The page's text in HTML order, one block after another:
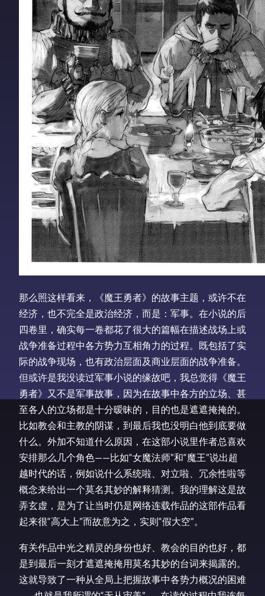
那么照这样看来，《魔王勇者》的故事主题，或许不在
经济，也不完全是政治经济，而是：军事。在小说的后
四卷里，确实每一卷都花了很大的篇幅在描述战场上或
战争准备过程中各方势力互相角力的过程。既包括了实
际的战争现场，也有政治层面及商业层面的战争准备。
但或许是我没读过军事小说的缘故吧，我总觉得《魔王
勇者》又不是军事故事，因为在故事中各方的立场、甚
至各人的立场都是十分暧昧的，目的也是遮遮掩掩的。
比如教会和主教的阴谋，到最后我也没明白他到底要做
什么。外加不知道什么原因，在这部小说里作者总喜欢
安排那么几个角色——比如“女魔法师”和“魔王”说出超
越时代的话，例如说什么系统啦、对立啦、冗余性啦等
概念来给出一个莫名其妙的解释猜测。我的理解这是故
弄玄虚，是为了让当时仍是网络连载作品的这部作品看
起来很“高大上”而故意为之，实则“假大空”。
有关作品中光之精灵的身份也好、教会的目的也好，都
是到最后一刻才遮遮掩掩用莫名其妙的台词来揭露的。
这就导致了一种从全局上把握故事中各势力概况的困难